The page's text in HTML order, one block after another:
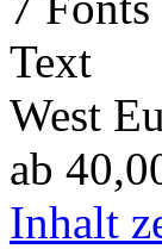
Text
West
ab
Inhalt